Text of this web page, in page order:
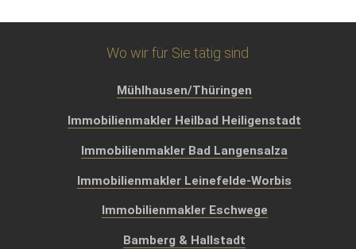
Wo wir für Sie tätig sind
Mühlhausen/Thüringen
Immobilienmakler Heilbad Heiligenstadt
Immobilienmakler Bad Langensalza
Immobilienmakler Leinefelde-Worbis
Immobilienmakler Eschwege
Bamberg & Hallstadt